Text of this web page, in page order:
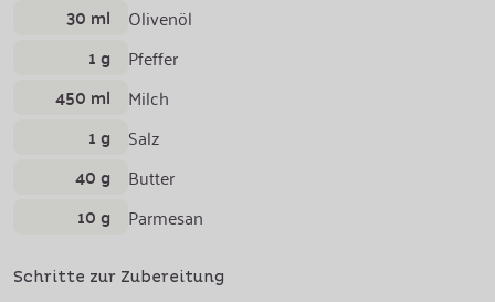
30 ml Olivenöl
1 g Pfeffer
450 ml Milch
1 g Salz
40 g Butter
10 g Parmesan
Schritte zur Zubereitung